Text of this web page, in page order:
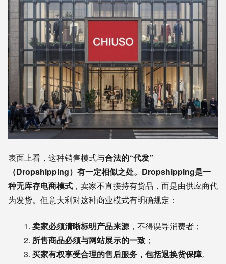
表面上看，这种销售模式与合法的“代发”
（Dropshipping）有一定相似之处。Dropshipping是一
种无库存电商模式 ，卖家不直接持有货品，而是由供应商代
为发货。但意大利对这种商业模式有明确规定：
卖家必须清晰标明产品来源，不得误导消费者；
所售商品必须与网站展示的一致 ；
买家有权享受合理的售后服务，包括退换货保障。